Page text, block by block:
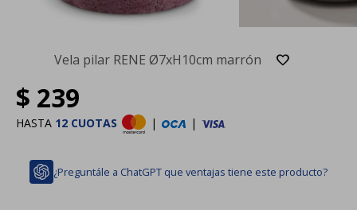
Vela pilar RENE Ø7xH10cm marrón
$ 239
HASTA 12 CUOTAS | |
¿Preguntále a ChatGPT que ventajas tiene este producto?